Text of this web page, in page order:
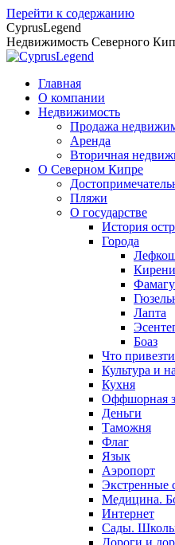
Перейти к содержанию
CyprusLegend
Недвижимость Северного
Главная
О компании
Недвижимость
Продажа
Аренда
Вторичная
О Северном Кипре
Пляжи
О государстве
История
Города
Лапта
Боаз
Что привезти
Культура и
Кухня
Оффшорная
Деньги
Таможня
Флаг
Язык
Аэропорт
Экстренные
Медицина.
Интернет
Сады.
Дороги и